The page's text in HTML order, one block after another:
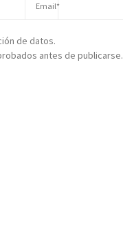
de datos.
antes de publicarse.